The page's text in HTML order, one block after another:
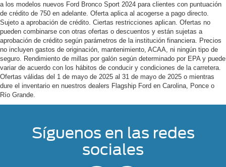
a los modelos nuevos Ford Bronco Sport 2024 para clientes con puntuación
de crédito de 750 en adelante. Oferta aplica al acogerse a pago directo.
Sujeto a aprobación de crédito. Ciertas restricciones aplican. Ofertas no
pueden combinarse con otras ofertas o descuentos y están sujetas a
aprobación de crédito según parámetros de la institución financiera. Precios
no incluyen gastos de originación, mantenimiento, ACAA, ni ningún tipo de
seguro. Rendimiento de millas por galón según determinado por EPA y puede
variar de acuerdo con los hábitos de conducir y condiciones de la carretera.
Ofertas válidas del 1 de mayo de 2025 al 31 de mayo de 2025 o mientras
dure el inventario en nuestros dealers Flagship Ford en Carolina, Ponce o
Río Grande.
Síguenos en las redes
sociales